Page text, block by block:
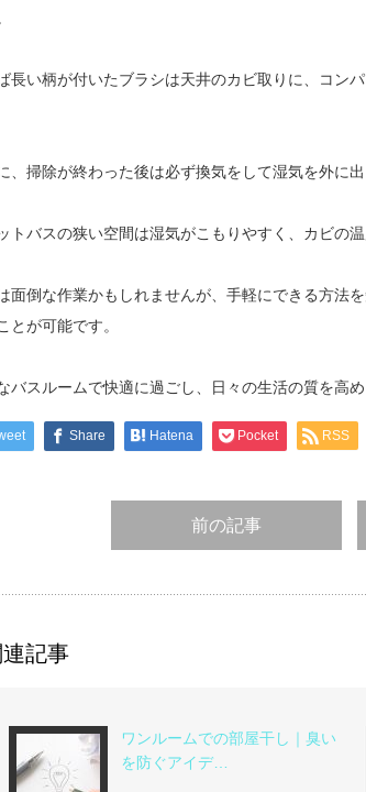
長い柄が付いたブラシは天井のカビ取りに、コン
、掃除が終わった後は必ず換気をして湿気を外に出
トバスの狭い空間は湿気がこもりやすく、カビの温
面倒な作業かもしれませんが、手軽にできる方法
とが可能です。
バスルームで快適に過ごし、日々の生活の質を高め
Share Hatena Pocket RSS
前の記事
連記事
ワンルームでの部屋干し｜臭い
を防ぐアイデ…